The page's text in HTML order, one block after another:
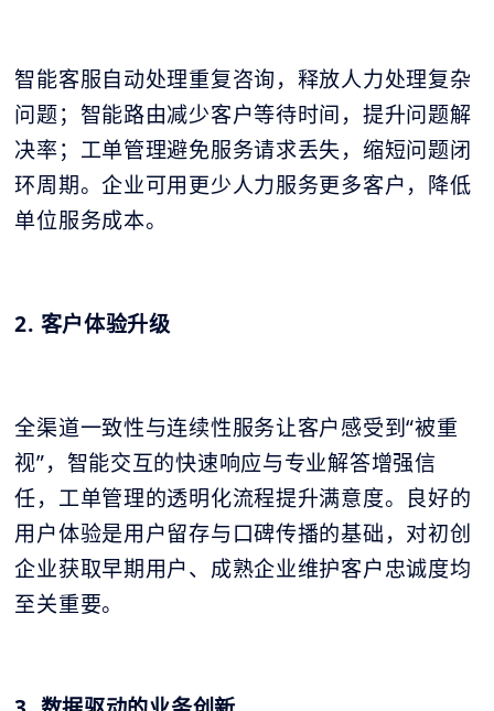
智能客服自动处理重复咨询，释放人力处理复杂
问题；智能路由减少客户等待时间，提升问题解
决率；工单管理避免服务请求丢失，缩短问题闭
环周期。企业可用更少人力服务更多客户，降低
单位服务成本。
2. 客户体验升级
全渠道一致性与连续性服务让客户感受到“被重
视”，智能交互的快速响应与专业解答增强信
任，工单管理的透明化流程提升满意度。良好的
用户体验是用户留存与口碑传播的基础，对初创
企业获取早期用户、成熟企业维护客户忠诚度均
至关重要。